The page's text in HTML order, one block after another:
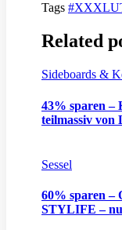
Tags
Related
Sideboards &
43% sparen –
teilmassiv von
Sessel
60% sparen –
STYLIFE –